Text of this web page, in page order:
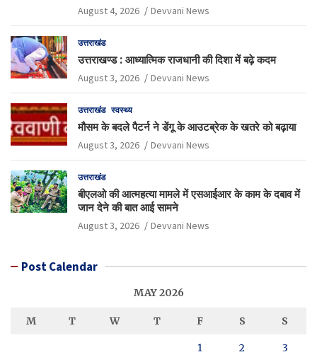
August 4, 2026 Devvani News
उत्तराखंड
उत्तराखण्ड : आध्यात्मिक राजधानी की दिशा में बढ़े कदम
August 3, 2026 Devvani News
उत्तराखंड स्वस्थ्य
मौसम के बदले पैटर्न ने डेंगू के आउटब्रेक के खतरे को बढ़ाया
August 3, 2026 Devvani News
उत्तराखंड
बीएलओ की आत्महत्या मामले में एसआईआर के काम के दबाव में
जान देने की बात आई सामने
August 3, 2026 Devvani News
Post Calendar
MAY 2026
M T W T F S S
1 2 3